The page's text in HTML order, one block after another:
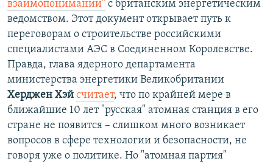
взаимопонимании" с британским энергетическим
ведомством. Этот документ открывает путь к
переговорам о строительстве российскими
специалистами АЭС в Соединенном Королевстве.
Правда, глава ядерного департамента
министерства энергетики Великобритании
Херджен Хэй считает, что по крайней мере в
ближайшие 10 лет "русская" атомная станция в его
стране не появится – слишком много возникает
вопросов в сфере технологии и безопасности, не
говоря уже о политике. Но "атомная партия"